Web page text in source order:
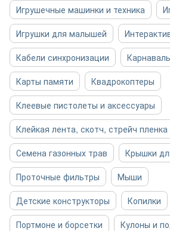
Игрушечные машинки и техника
Игрушки для малышей
Кабели синхронизации
Карты памяти
Квадрокоптеры
Клеевые пистолеты и аксессуары
Клейкая лента, скотч, стрейч пленка
Семена газонных трав
Крышки
Проточные фильтры
Мыши
Детские конструкторы
Копилки
Портмоне и борсетки
Кулоны и